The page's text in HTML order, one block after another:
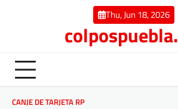
Thu, Jun 18, 2026
CANJE DE TARJETA RP